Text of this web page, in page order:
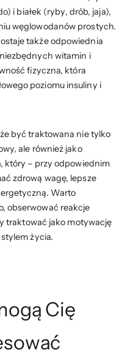
i białek (ryby, drób, jaja),
węglowodanów prostych.
także odpowiednia
witamin i
fizyczna, która
poziomu insuliny i
być traktowana nie tylko
ale również jako
który – przy odpowiednim
zdrową wagę, lepsze
Warto
obserwować reakcje
traktować jako motywację
życia.
Cię